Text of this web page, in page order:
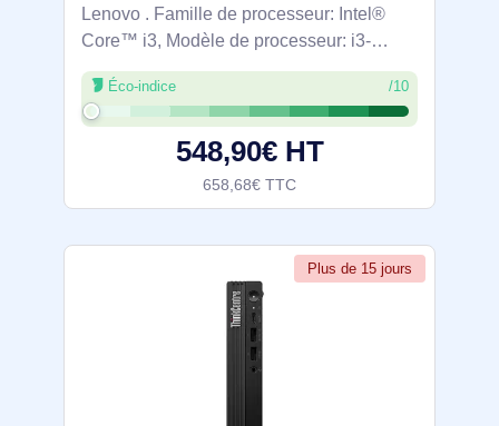
Lenovo . Famille de processeur: Intel®
Core™ i3, Modèle de processeur: i3-
1315U. Mémoire interne: 8 Go, Type de
mémoire interne: DDR5-SDRAM,
Fréquence de la mémoire: 5200 MHz.
Capacité totale de
Éco-indice /10
548,90€ HT
658,68€ TTC
Plus de 15 jours